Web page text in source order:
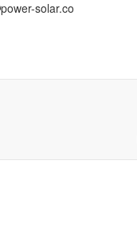
power-solar.co